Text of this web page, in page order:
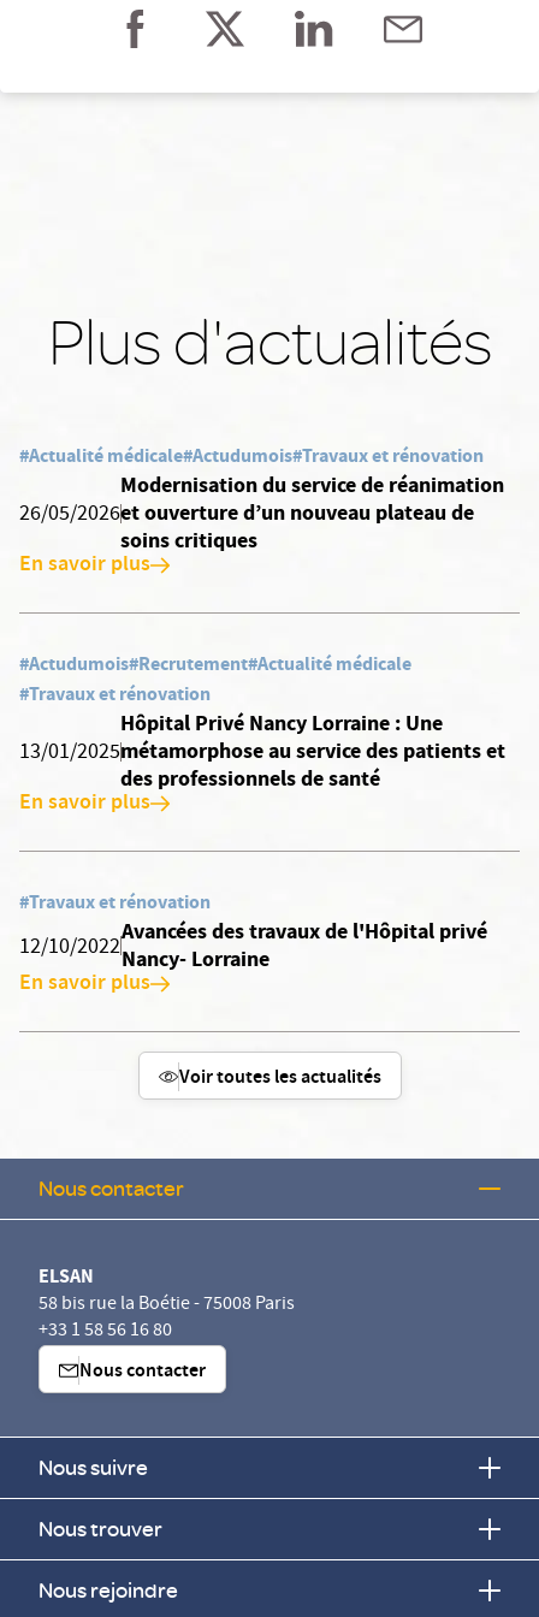
Plus d'actualités
#Actualité médicale#Actudumois#Travaux et rénovation
26/05/2026
Modernisation du service de réanimation
et ouverture d’un nouveau plateau de
soins critiques
En savoir plus
#Actudumois#Recrutement#Actualité médicale
#Travaux et rénovation
13/01/2025
Hôpital Privé Nancy Lorraine : Une
métamorphose au service des patients et
des professionnels de santé
En savoir plus
#Travaux et rénovation
12/10/2022
Avancées des travaux de l'Hôpital privé
Nancy- Lorraine
En savoir plus
Voir toutes les actualités
Nous contacter
ELSAN
58 bis rue la Boétie - 75008 Paris
+33 1 58 56 16 80
Nous contacter
Nous suivre
Nous trouver
Nous rejoindre